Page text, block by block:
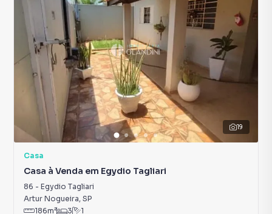
19
Casa
Casa à Venda em Egydio Tagliari
86 - Egydio Tagliari
Artur Nogueira, SP
186m² 3 1